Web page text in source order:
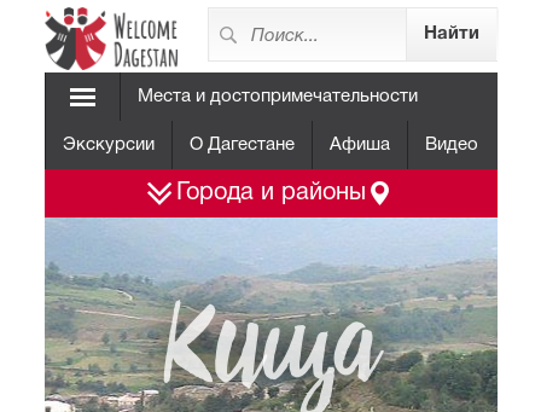
Места и достопримечательности
Экскурсии О Дагестане Афиша Видео
Города и районы
Кища